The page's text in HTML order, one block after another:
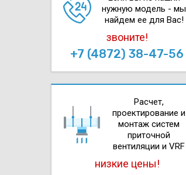
нужную модель - мы
найдем ее для Вас!
звоните!
+7 (4872) 38-47-56
Расчет,
проектирова­ние и
монтаж систем
приточной
вентиляции и VRF
низкие цены!